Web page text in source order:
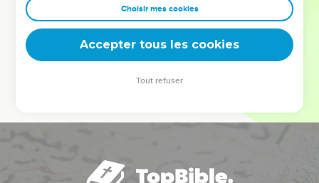
clés pour avancer avec plus de sagesse afin que leurs erreurs
deviennent vos tremplins. Que vous guidiez un ministère, une
équipe, un groupe ou une famille, leur expérience est faite
Choisir mes cookies
Accepter tous les cookies
Tout refuser